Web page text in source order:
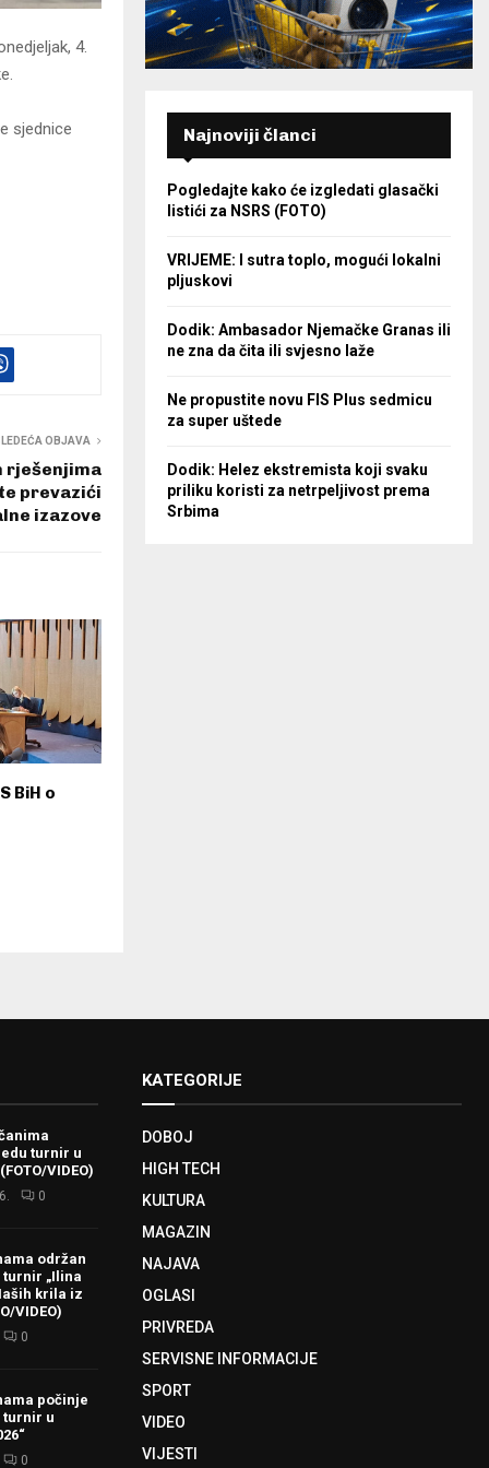
4.
sjednice
OBJAVA
rješenjima
prevazići
izazove
BiH o
Najnoviji članci
Pogledajte kako će izgledati glasački
listići za NSRS (FOTO)
VRIJEME: I sutra toplo, mogući lokalni
pljuskovi
Dodik: Ambasador Njemačke Granas ili
ne zna da čita ili svjesno laže
Ne propustite novu FIS Plus sedmicu
za super uštede
Dodik: Helez ekstremista koji svaku
priliku koristi za netrpeljivost prema
Srbima
turnir u
VIDEO)
0
održan
„Ilina
krila iz
VIDEO)
0
počinje
turnir u
0
KATEGORIJE
DOBOJ
HIGH TECH
KULTURA
MAGAZIN
NAJAVA
OGLASI
PRIVREDA
SERVISNE INFORMACIJE
SPORT
VIDEO
VIJESTI